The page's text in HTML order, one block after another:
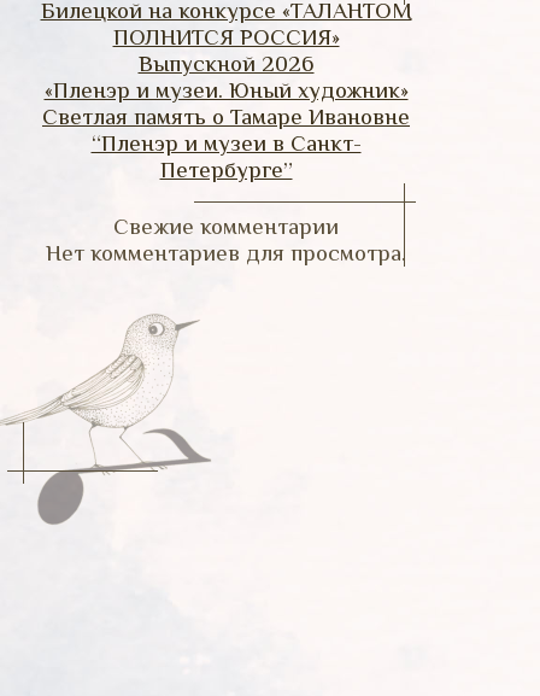
Билецкой на конкурсе «ТАЛАНТОМ
ПОЛНИТСЯ РОССИЯ»
Выпускной 2026
«Пленэр и музеи. Юный художник»
Светлая память о Тамаре Ивановне
“Пленэр и музеи в Санкт-
Петербурге”
Свежие комментарии
Нет комментариев для просмотра.